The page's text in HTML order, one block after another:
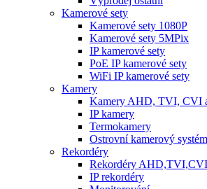
Kamerové sety
Kamerové sety 1080P
Kamerové sety 5MPix
IP kamerové sety
PoE IP kamerové sety
WiFi IP kamerové sety
Kamery
Kamery AHD, TVI, CVI
IP kamery
Termokamery
Ostrovní kamerový systém
Rekordéry
Rekordéry
IP rekordéry